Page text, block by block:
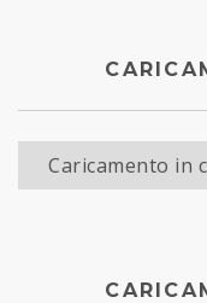
Caricamento in